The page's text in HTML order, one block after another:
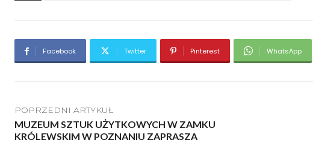
Facebook Twitter Pinterest WhatsApp
POPRZEDNI ARTYKUŁ
MUZEUM SZTUK UŻYTKOWYCH W ZAMKU
KRÓLEWSKIM W POZNANIU ZAPRASZA